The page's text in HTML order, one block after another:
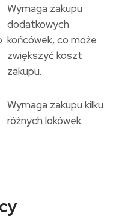
Wymaga zakupu
dodatkowych
końcówek, co może
zwiększyć koszt
zakupu.
Wymaga zakupu kilku
różnych lokówek.